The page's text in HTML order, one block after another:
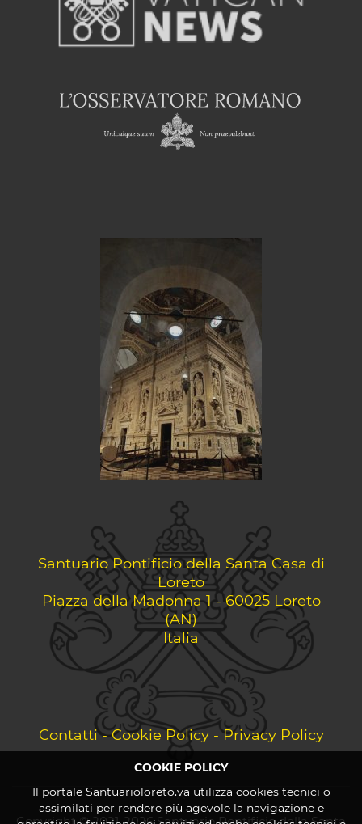
Santuario Pontificio della Santa Casa di
Loreto
Piazza della Madonna 1 - 60025 Loreto
(AN)
Italia
Contatti-Cookie Policy-Privacy Policy
COOKIE POLICY
Il portale Santuarioloreto.va utilizza cookies tecnici o
assimilati per rendere più agevole la navigazione e